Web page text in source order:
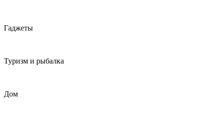
Гаджеты
Туризм и рыбалка
Дом